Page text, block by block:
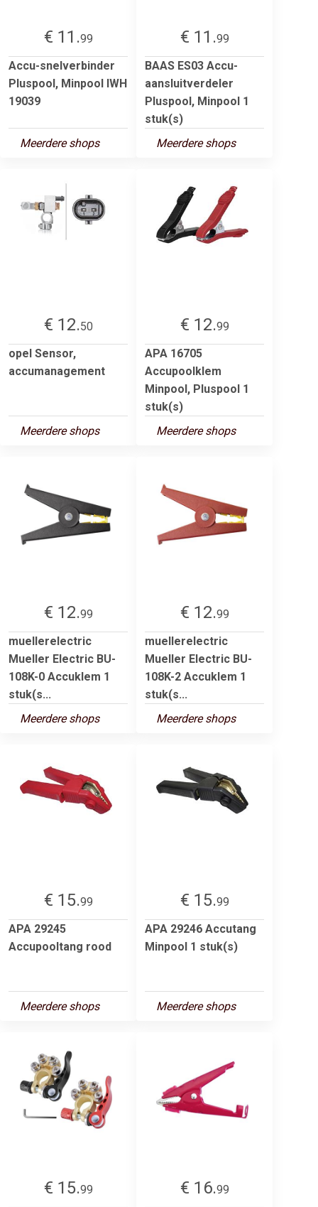
€ 11.99
Accu-snelverbinder
Pluspool, Minpool IWH
19039
Meerdere shops
€ 11.99
BAAS ES03 Accu-
aansluitverdeler
Pluspool, Minpool 1
stuk(s)
Meerdere shops
€ 12.50
opel Sensor,
accumanagement
Meerdere shops
€ 12.99
APA 16705
Accupoolklem
Minpool, Pluspool 1
stuk(s)
Meerdere shops
€ 12.99
muellerelectric
Mueller Electric BU-
108K-0 Accuklem 1
stuk(s...
Meerdere shops
€ 12.99
muellerelectric
Mueller Electric BU-
108K-2 Accuklem 1
stuk(s...
Meerdere shops
€ 15.99
APA 29245
Accupooltang rood
Meerdere shops
€ 15.99
APA 29246 Accutang
Minpool 1 stuk(s)
Meerdere shops
€ 15.99
€ 16.99